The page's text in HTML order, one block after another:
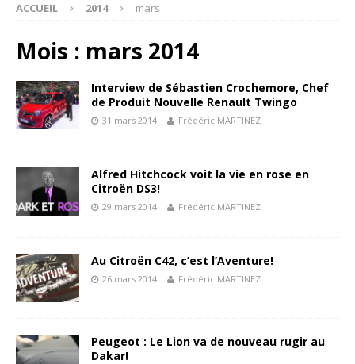
ACCUEIL 2014 mars
Mois : mars 2014
Interview de Sébastien Crochemore, Chef
de Produit Nouvelle Renault Twingo
31 mars 2014 Frédéric MARTINEZ
Alfred Hitchcock voit la vie en rose en
Citroën DS3!
29 mars 2014 Frédéric MARTINEZ
Au Citroën C42, c’est l’Aventure!
26 mars 2014 Frédéric MARTINEZ
Peugeot : Le Lion va de nouveau rugir au
Dakar!